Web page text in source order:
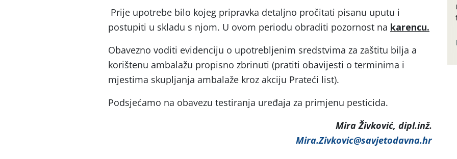
Prije upotrebe bilo kojeg pripravka detaljno pročitati pisanu uputu i
postupiti u skladu s njom. U ovom periodu obraditi pozornost na karencu.
Obavezno voditi evidenciju o upotrebljenim sredstvima za zaštitu bilja a
korištenu ambalažu propisno zbrinuti (pratiti obavijesti o terminima i
mjestima skupljanja ambalaže kroz akciju Prateći list).
Podsjećamo na obavezu testiranja uređaja za primjenu pesticida.
Mira Živković, dipl.inž.
Mira.Zivkovic@savjetodavna.hr